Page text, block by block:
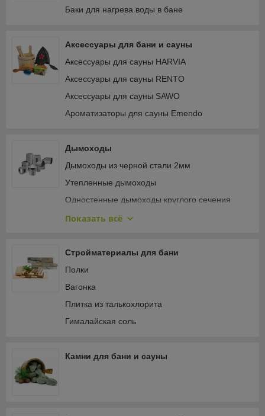
Баки для нагрева воды в бане
Аксессуары для бани и сауны
Аксессуары для сауны HARVIA
Аксессуары для сауны RENTO
Аксессуары для сауны SAWO
Ароматизаторы для сауны Emendo
Дымоходы
Дымоходы из черной стали 2мм
Утепленные дымоходы
Одностенные дымоходы круглого сечения
Одностенные дымоходы овального сечения
Показать всё
Стройматериалы для бани
Полки
Вагонка
Плитка из талькохлорита
Гималайская соль
Камни для бани и сауны